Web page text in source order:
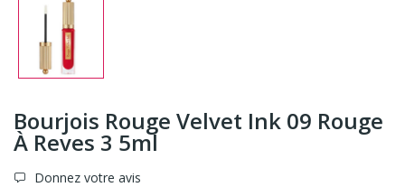
Bourjois Rouge Velvet Ink 09 Rouge
À Reves 3 5ml
Donnez votre avis